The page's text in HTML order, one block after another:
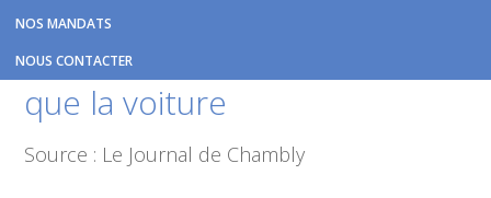
NOS MANDATS
NOUS CONTACTER
Chambly : les transports en
commun encore moins cher
que la voiture
Source : Le Journal de Chambly